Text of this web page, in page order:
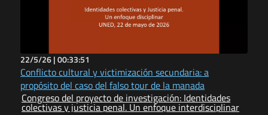
22/5/26 |00:33:51
Conflicto cultural y victimización secundaria: a
propósito del caso del falso tour de la manada
Congreso del proyecto de investigación: Identidades
colectivas y justicia penal. Un enfoque interdisciplinar